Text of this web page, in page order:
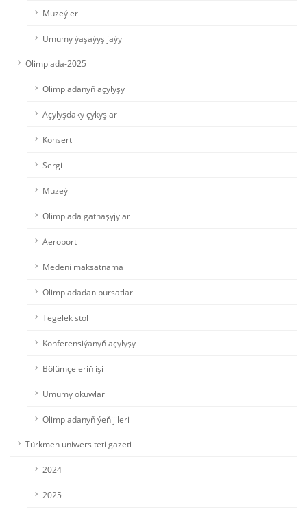
Muzeýler
Umumy ýaşaýyş jaýy
Olimpiada-2025
Olimpiadanyň açylyşy
Açylyşdaky çykyşlar
Konsert
Sergi
Muzeý
Olimpiada gatnaşyjylar
Aeroport
Medeni maksatnama
Olimpiadadan pursatlar
Tegelek stol
Konferensiýanyň açylyşy
Bölümçeleriň işi
Umumy okuwlar
Olimpiadanyň ýeňijileri
Türkmen uniwersiteti gazeti
2024
2025